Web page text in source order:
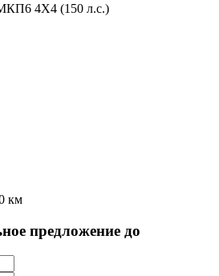
4Х4 (150 л.с.)
км
предложение до